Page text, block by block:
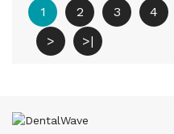
1
2 3 4
>
>|